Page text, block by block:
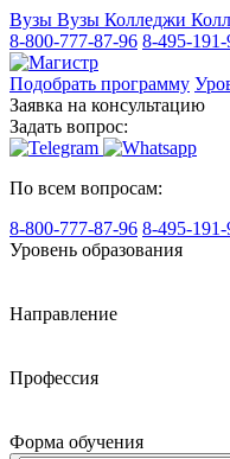
Вузы Вузы Колледжи
8-800-777-87-96 8-495-191-
Подобрать программу
Заявка на консультацию
Задать вопрос:
По всем вопросам:
8-800-777-87-96 8-495-191-
Уровень образования
Направление
Профессия
Форма обучения